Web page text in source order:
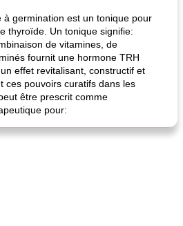
quinoa petit déjeuner méditerranéen poitrines de poulet grillées de jenny
à germination est un tonique pour
thyroïde. Un tonique signifie:
de vitamines, de
fournit une hormone TRH
effet revitalisant, constructif et
ces pouvoirs curatifs dans les
être prescrit comme
pour: